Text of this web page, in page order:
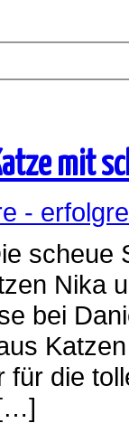
mit
-
Nika
bei
für die